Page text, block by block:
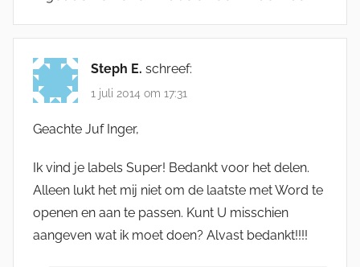
Steph E. schreef:
1 juli 2014 om 17:31
Geachte Juf Inger,
Ik vind je labels Super! Bedankt voor het delen.
Alleen lukt het mij niet om de laatste met Word te
openen en aan te passen. Kunt U misschien
aangeven wat ik moet doen? Alvast bedankt!!!!